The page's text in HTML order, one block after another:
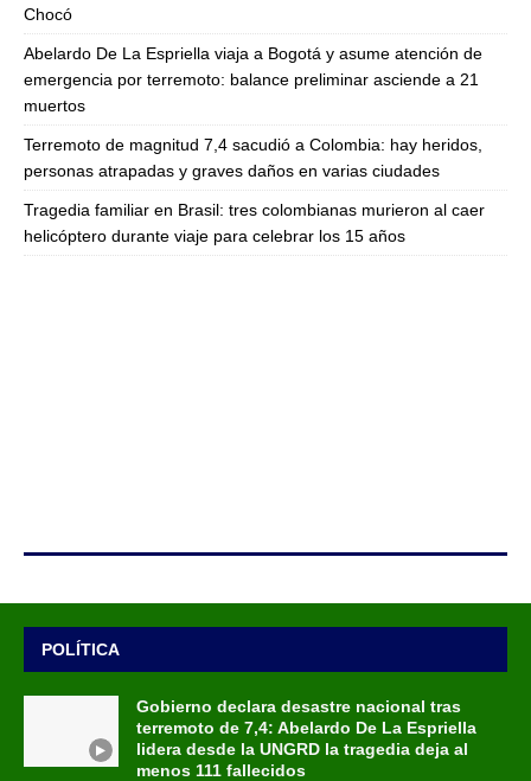
Chocó
Abelardo De La Espriella viaja a Bogotá y asume atención de
emergencia por terremoto: balance preliminar asciende a 21
muertos
Terremoto de magnitud 7,4 sacudió a Colombia: hay heridos,
personas atrapadas y graves daños en varias ciudades
Tragedia familiar en Brasil: tres colombianas murieron al caer
helicóptero durante viaje para celebrar los 15 años
POLÍTICA
Gobierno declara desastre nacional tras
terremoto de 7,4: Abelardo De La Espriella
lidera desde la UNGRD la tragedia deja al
menos 111 fallecidos